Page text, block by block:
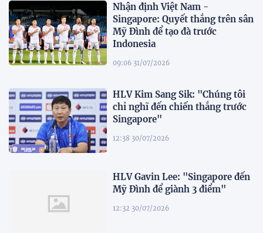
Nhận định Việt Nam -
Singapore: Quyết thắng trên sân
Mỹ Đình để tạo đà trước
Indonesia
09:06 31/07/2026
HLV Kim Sang Sik: "Chúng tôi
chỉ nghĩ đến chiến thắng trước
Singapore"
12:38 30/07/2026
HLV Gavin Lee: "Singapore đến
Mỹ Đình để giành 3 điểm"
12:32 30/07/2026